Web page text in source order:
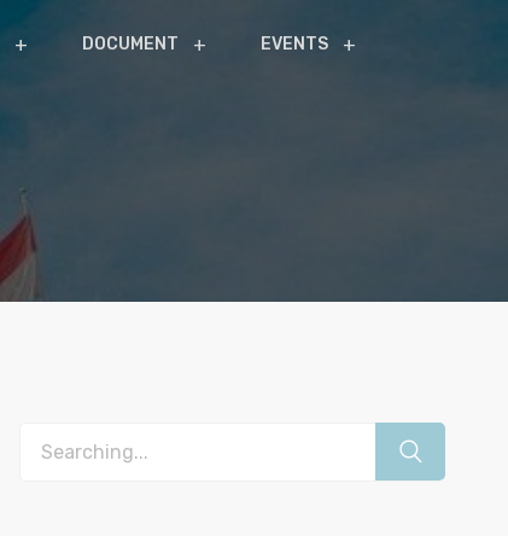
DOCUMENT EVENTS